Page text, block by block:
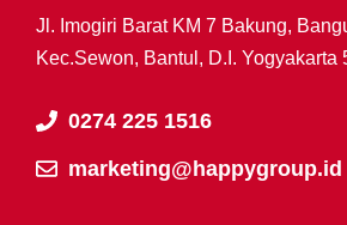
Jl. Imogiri Barat KM 7 Bakung,
Kec.Sewon, Bantul, D.I. Yogyakarta
0274 225 1516
marketing@happygroup.id